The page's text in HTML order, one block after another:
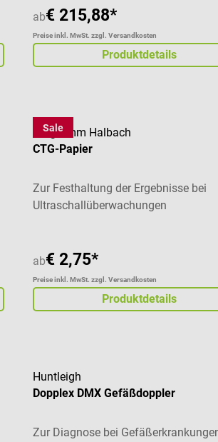
ab€ 215,88*
Preise inkl. MwSt. zzgl. Versandkosten
Produktdetails
Sale
Diagramm Halbach
CTG-Papier
Zur Festhaltung der Ergebnisse bei
Ultraschallüberwachungen
ab€ 2,75*
Preise inkl. MwSt. zzgl. Versandkosten
Produktdetails
Huntleigh
Dopplex DMX Gefäßdoppler
Zur Diagnose bei